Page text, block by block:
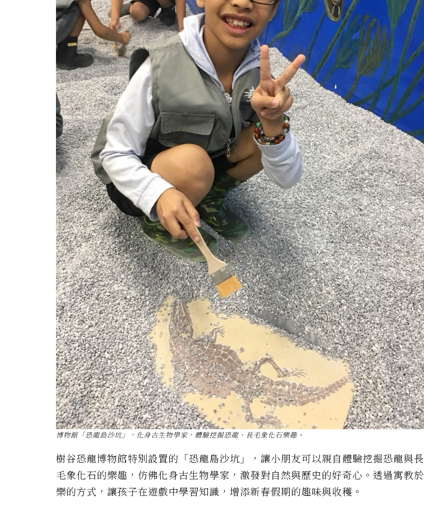
博物館「恐龍島沙坑」，化身古生物學家，體驗挖掘恐龍、長毛象化石樂趣。
樹谷恐龍博物館特別設置的「恐龍島沙坑」，讓小朋友可以親自體驗挖掘恐龍與長
毛象化石的樂趣，仿佛化身古生物學家，激發對自然與歷史的好奇心。透過寓教於
樂的方式，讓孩子在遊戲中學習知識，增添新春假期的趣味與收穫。